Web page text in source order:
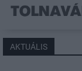
AKTUÁLIS